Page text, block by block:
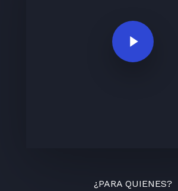
Play Video
¿PARA QUIENES?